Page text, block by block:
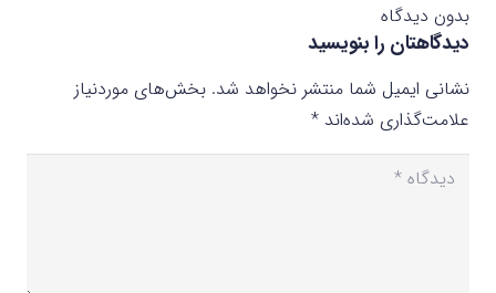
بدون دیدگاه
دیدگاهتان را بنویسید
نشانی ایمیل شما منتشر نخواهد شد. بخش‌های موردنیاز
علامت‌گذاری شده‌اند *